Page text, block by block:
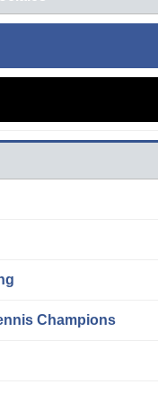
Champions